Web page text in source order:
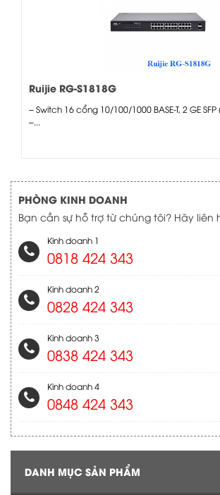
Ruijie RG-S1818G
– Switch 16 cổng 10/100/1000 BASE-T, 2 GE
–...
PHÒNG KINH DOANH
Bạn cần sự hỗ trợ từ chúng tôi? Hãy liên
Kinh doanh 1
0818 424 343
Kinh doanh 2
0828 424 343
Kinh doanh 3
0838 424 343
Kinh doanh 4
0848 424 343
DANH MỤC SẢN PHẨM